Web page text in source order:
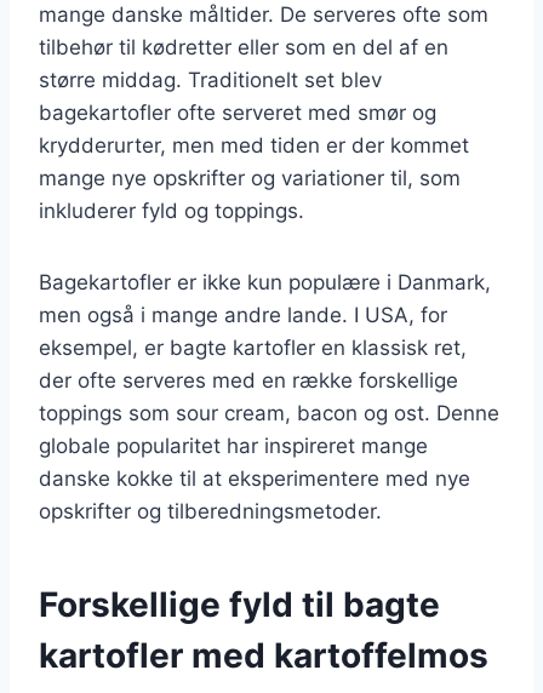
mange danske måltider. De serveres ofte som
tilbehør til kødretter eller som en del af en
større middag. Traditionelt set blev
bagekartofler ofte serveret med smør og
krydderurter, men med tiden er der kommet
mange nye opskrifter og variationer til, som
inkluderer fyld og toppings.
Bagekartofler er ikke kun populære i Danmark,
men også i mange andre lande. I USA, for
eksempel, er bagte kartofler en klassisk ret,
der ofte serveres med en række forskellige
toppings som sour cream, bacon og ost. Denne
globale popularitet har inspireret mange
danske kokke til at eksperimentere med nye
opskrifter og tilberedningsmetoder.
Forskellige fyld til bagte
kartofler med kartoffelmos